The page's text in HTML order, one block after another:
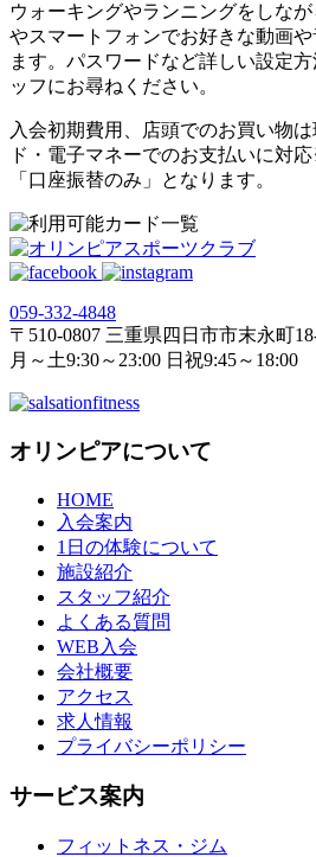
ウォーキングやランニングをしな
やスマートフォンでお好きな動画
ます。パスワードなど詳しい設定
ッフにお尋ねください。
入会初期費用、店頭でのお買い物
ド・電子マネーでのお支払いに対
「口座振替のみ」となります。
059‐332‐4848
〒510-0807 三重県四日市市末永町
月～土9:30～23:00 日祝9:45～18:00
オリンピアについて
HOME
入会案内
1日の体験について
施設紹介
スタッフ紹介
よくある質問
WEB入会
会社概要
アクセス
求人情報
プライバシーポリシー
サービス案内
フィットネス・ジム